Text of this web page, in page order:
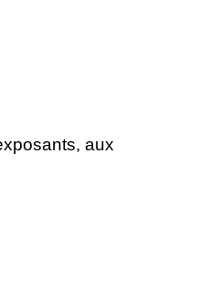
aux